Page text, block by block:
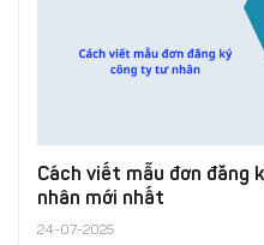
Cách viết mẫu đơn
nhân mới nhất
24-07-2025